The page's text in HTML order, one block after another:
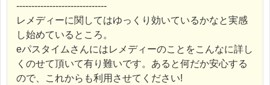
------------------------------
レメディーに関してはゆっくり効いているかなと実感
し始めているところ。
eパスタイムさんにはレメディーのことをこんなに詳し
くのせて頂いて有り難いです。あると何だか安心する
ので、これからも利用させてください!